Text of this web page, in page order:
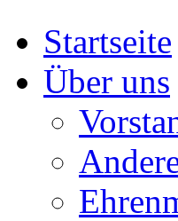
Startseite
Über uns